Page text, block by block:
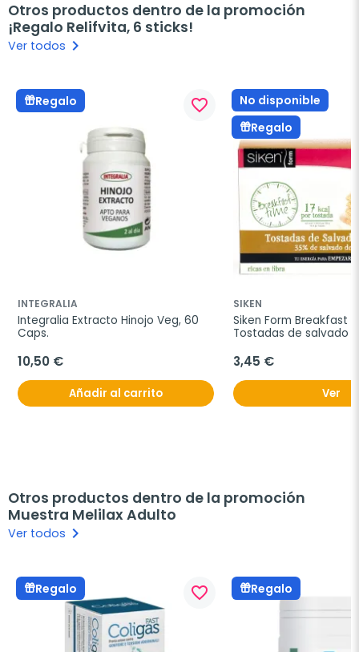
Otros productos dentro de la promoción
¡Regalo Relifvita, 6 sticks!
Ver todos keyboard_arrow_right
Regalo favorite_border
INTEGRALIA
Integralia Extracto Hinojo Veg, 60
Caps.
10,50 €
Añadir al carrito
No disponible
Regalo
SIKEN
Siken Form Breakfast
Tostadas de salvado
3,45 €
Ver
Otros productos dentro de la promoción
Muestra Melilax Adulto
Ver todos keyboard_arrow_right
Regalo favorite_border Regalo